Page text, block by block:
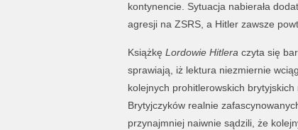
kontynencie. Sytuacja nabierała
agresji na ZSRS, a Hitler zawsze
Książkę Lordowie Hitlera czyta się
sprawiają, iż lektura niezmiernie
kolejnych prohitlerowskich
Brytyjczyków realnie
przynajmniej naiwnie sądzili, że